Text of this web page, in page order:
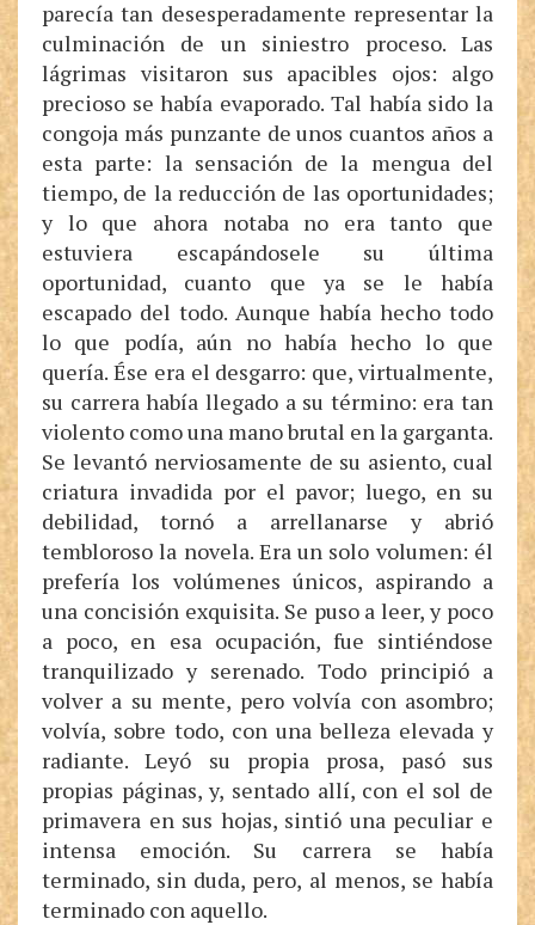
parecía tan desesperadamente representar la
culminación de un siniestro proceso. Las
lágrimas visitaron sus apacibles ojos: algo
precioso se había evaporado. Tal había sido la
congoja más punzante de unos cuantos años a
esta parte: la sensación de la mengua del
tiempo, de la reducción de las oportunidades;
y lo que ahora notaba no era tanto que
estuviera escapándosele su última
oportunidad, cuanto que ya se le había
escapado del todo. Aunque había hecho todo
lo que podía, aún no había hecho lo que
quería. Ése era el desgarro: que, virtualmente,
su carrera había llegado a su término: era tan
violento como una mano brutal en la garganta.
Se levantó nerviosamente de su asiento, cual
criatura invadida por el pavor; luego, en su
debilidad, tornó a arrellanarse y abrió
tembloroso la novela. Era un solo volumen: él
prefería los volúmenes únicos, aspirando a
una concisión exquisita. Se puso a leer, y poco
a poco, en esa ocupación, fue sintiéndose
tranquilizado y serenado. Todo principió a
volver a su mente, pero volvía con asombro;
volvía, sobre todo, con una belleza elevada y
radiante. Leyó su propia prosa, pasó sus
propias páginas, y, sentado allí, con el sol de
primavera en sus hojas, sintió una peculiar e
intensa emoción. Su carrera se había
terminado, sin duda, pero, al menos, se había
terminado con aquello.